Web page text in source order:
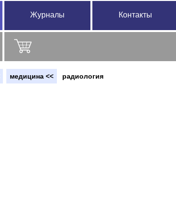
Журналы Контакты
медицина << радиология